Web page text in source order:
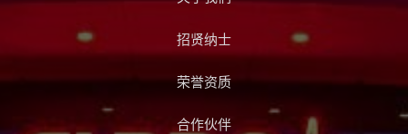
招贤纳士
荣誉资质
合作伙伴